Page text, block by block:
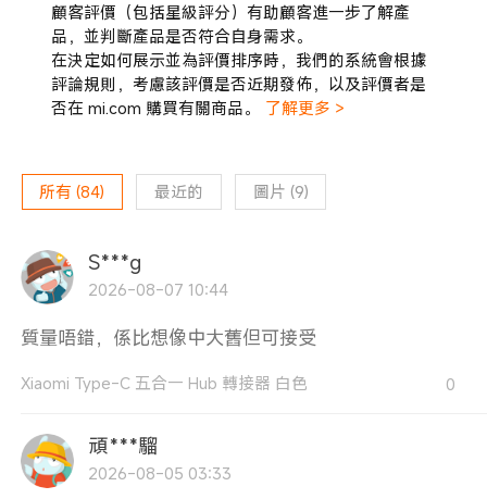
顧客評價（包括星級評分）有助顧客進一步了解產
品，並判斷產品是否符合自身需求。
在決定如何展示並為評價排序時，我們的系統會根據
評論規則，考慮該評價是否近期發佈，以及評價者是
否在 mi.com 購買有關商品。
了解更多 >
所有 (84) 最近的 圖片 (9)
S***g
2026-08-07 10:44
質量唔錯，係比想像中大舊但可接受
Xiaomi Type-C 五合一 Hub 轉接器 白色 0
頑***騮
2026-08-05 03:33